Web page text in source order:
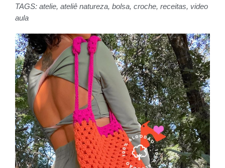
TAGS: atelie, ateliê natureza, bolsa, croche, receitas, video
aula